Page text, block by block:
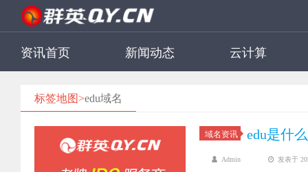
资讯首页 新闻动态 云计算
标签地图>edu域名
域名资讯 edu是什
Admin 发表于